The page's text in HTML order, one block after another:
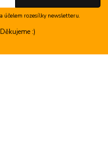
účelem rozesílky newsletteru.
:)